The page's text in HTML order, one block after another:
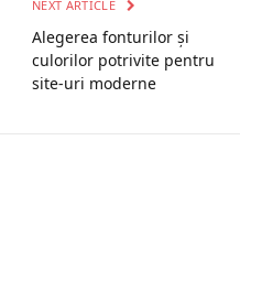
NEXT ARTICLE
Alegerea fonturilor și
culorilor potrivite pentru
site-uri moderne